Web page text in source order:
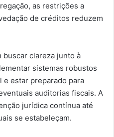
as restrições a
de créditos reduzem
buscar clareza junto à
sistemas robustos
e estar preparado para
auditorias fiscais. A
jurídica contínua até
se estabeleçam.